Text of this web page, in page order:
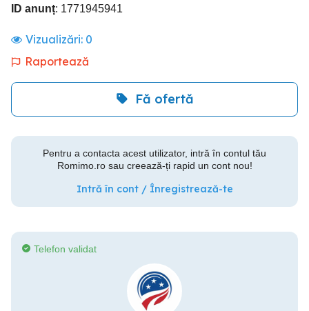
ID anunț: 1771945941
Vizualizări: 0
Raportează
Fă ofertă
Pentru a contacta acest utilizator, intră în contul tău
Romimo.ro sau creează-ți rapid un cont nou!
Intră în cont / Înregistrează-te
Telefon validat